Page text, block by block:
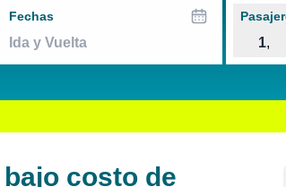
Fechas
1,
costo de